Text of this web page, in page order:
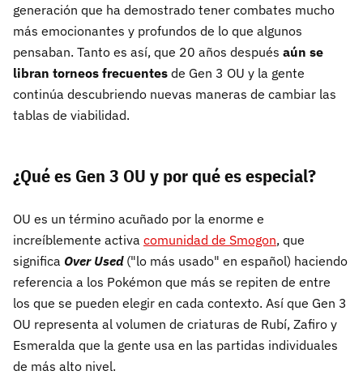
generación que ha demostrado tener combates mucho
más emocionantes y profundos de lo que algunos
pensaban. Tanto es así, que 20 años después aún se
libran torneos frecuentes de Gen 3 OU y la gente
continúa descubriendo nuevas maneras de cambiar las
tablas de viabilidad.
¿Qué es Gen 3 OU y por qué es especial?
OU es un término acuñado por la enorme e
increíblemente activa comunidad de Smogon, que
significa Over Used("lo más usado" en español) haciendo
referencia a los Pokémon que más se repiten de entre
los que se pueden elegir en cada contexto. Así que Gen 3
OU representa al volumen de criaturas de Rubí, Zafiro y
Esmeralda que la gente usa en las partidas individuales
de más alto nivel.